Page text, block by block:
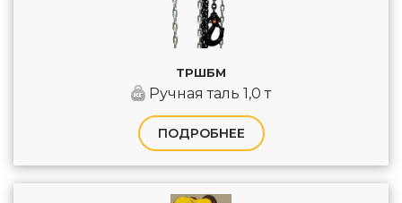
ТРШБМ
Ручная таль 1,0 т
ПОДРОБНЕЕ